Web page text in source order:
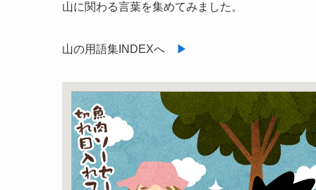
山に関わる言葉を集めてみました。
山の用語集INDEXへ ▶